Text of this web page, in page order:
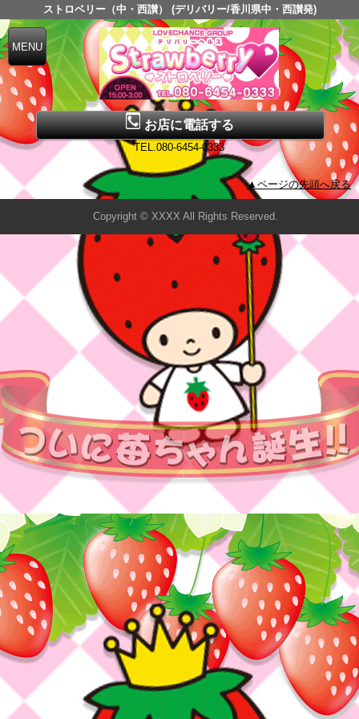
ストロベリー（中・西讃） (デリバリー/香川県中・西讃発)
お店に電話する
TEL.080-6454-0333
▲ページの先頭へ戻る
Copyright © XXXX All Rights Reserved.